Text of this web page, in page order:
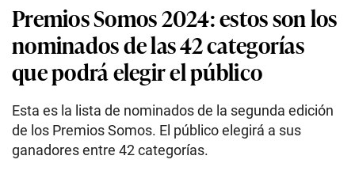
Premios Somos 2024: estos son los
nominados de las 42 categorías
que podrá elegir el público
Esta es la lista de nominados de la segunda edición
de los Premios Somos. El público elegirá a sus
ganadores entre 42 categorías.